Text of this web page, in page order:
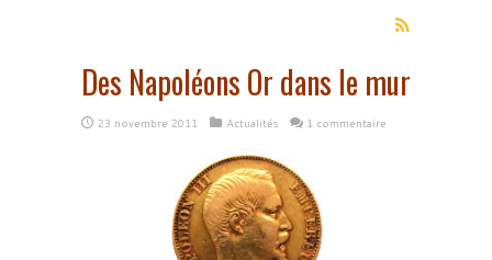
Des Napoléons Or dans le mur
23 novembre 2011 Actualités 1 commentaire